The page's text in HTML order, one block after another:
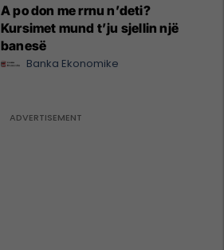
A po don me rrnu n’deti?
Kursimet mund t’ju sjellin një
banesë
Banka Ekonomike